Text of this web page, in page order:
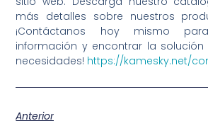
más detalles sobre nuestros
¡Contáctanos hoy mismo
información y encontrar la
necesidades! https://kamesky.net/
Anterior